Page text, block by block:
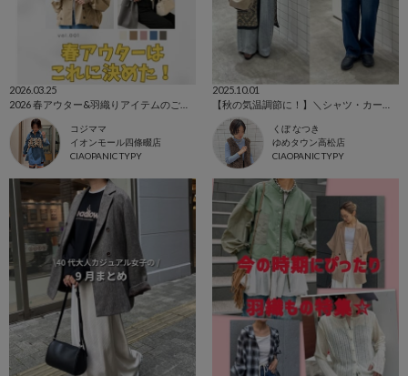
2026.03.25
コジママ
イオンモール四條畷店
CIAOPANIC TYPY
2025.10.01
くぼ なつき
ゆめタウン高松店
CIAOPANIC TYPY